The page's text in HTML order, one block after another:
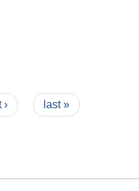
› last »